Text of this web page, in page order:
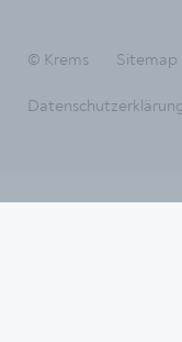
© Krems Sitemap